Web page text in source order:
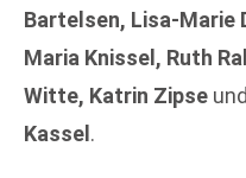
Bartelsen, Lisa-Marie
Maria Knissel, Ruth
Witte, Katrin Zipse
Kassel .